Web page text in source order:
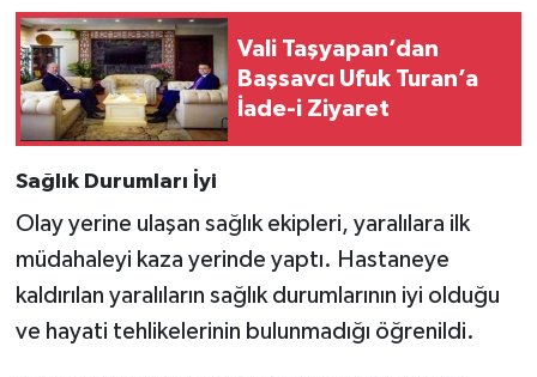
Vali Taşyapan’dan
Başsavcı Ufuk Turan’a
İade-i Ziyaret
Sağlık Durumları İyi
Olay yerine ulaşan sağlık ekipleri, yaralılara ilk
müdahaleyi kaza yerinde yaptı. Hastaneye
kaldırılan yaralıların sağlık durumlarının iyi olduğu
ve hayati tehlikelerinin bulunmadığı öğrenildi.
YAŞAM